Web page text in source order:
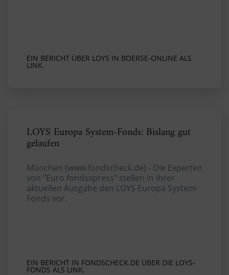
EIN BERICHT ÜBER LOYS IN BOERSE-ONLINE ALS
LINK.
LOYS Europa System-Fonds: Bislang gut
gelaufen
München (www.fondscheck.de) - Die Experten
von "Euro fondsxpress" stellen in ihrer
aktuellen Ausgabe den LOYS Europa System-
Fonds vor.
EIN BERICHT IN FONDSCHECK.DE ÜBER DIE LOYS-
FONDS ALS LINK.